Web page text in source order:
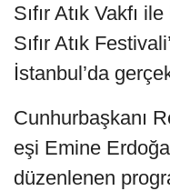
Sıfır Atık Vakfı
Sıfır Atık
İstanbul’da
Cunhurbaşkanı
eşi Emine
düzenlenen